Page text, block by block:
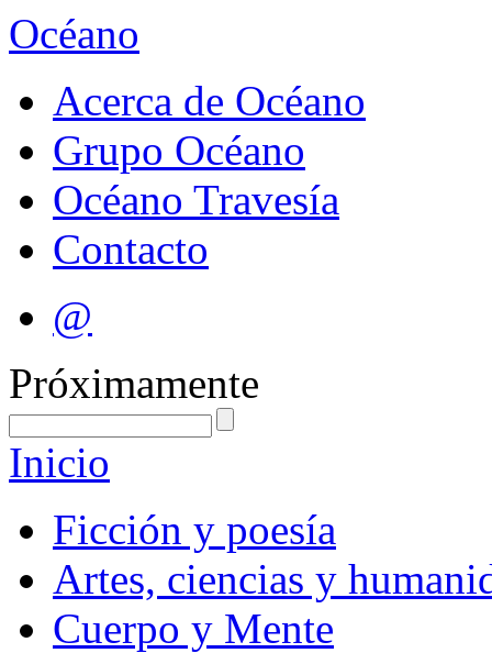
Océano
Acerca de Océano
Grupo Océano
Océano Travesía
Contacto
@
Próximamente
Inicio
Ficción y poesía
Artes, ciencias y
Cuerpo y Mente